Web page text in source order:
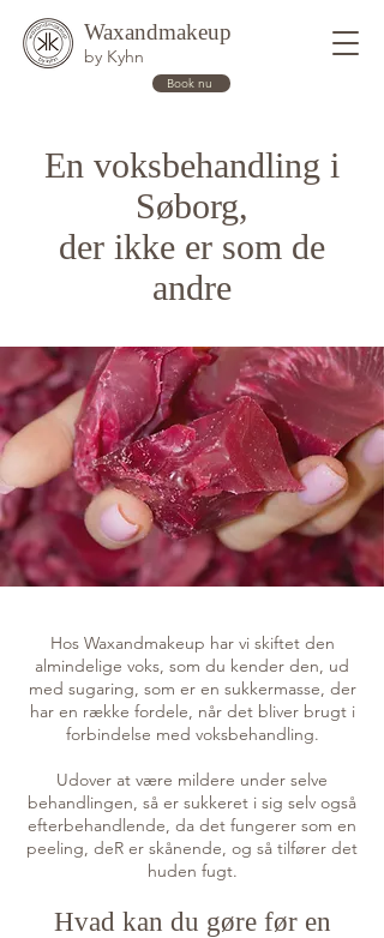
Waxandmakeup
by Kyhn
Book nu
En voksbehandling i
Søborg,
der ikke er som de
andre
Hos Waxandmakeup har vi skiftet den
almindelige voks, som du kender den, ud
med sugaring, som er en sukkermasse, der
har en række fordele, når det bliver brugt i
forbindelse med voksbehandling.
Udover at være mildere under selve
behandlingen, så er sukkeret i sig selv også
efterbehandlende, da det fungerer som en
peeling, deR er skånende, og så tilfører det
huden fugt.
Hvad kan du gøre før en